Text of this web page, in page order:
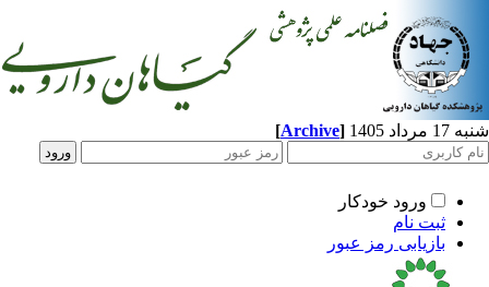
1405
[Archive]
ورود خودکار
ثبت نام
بازیابی رمز عبور